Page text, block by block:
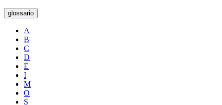
glossario
A
B
C
D
E
I
M
O
S